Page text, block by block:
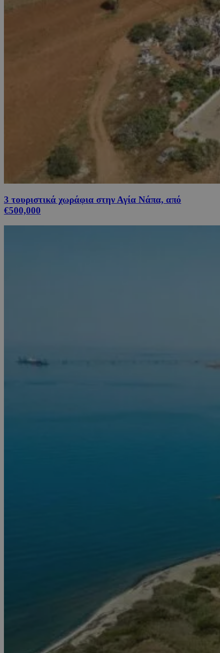
3 τουριστικά χωράφια στην Αγία Νάπα, από
€500,000